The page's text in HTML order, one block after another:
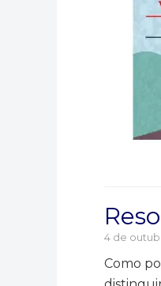
4 de
Como